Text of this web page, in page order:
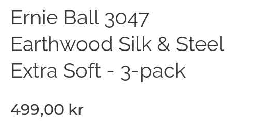
Ernie Ball 3047
Earthwood Silk & Steel
Extra Soft - 3-pack
499,00 kr